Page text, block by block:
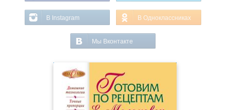
В Instagram В Одноклассниках
Мы Вконтакте